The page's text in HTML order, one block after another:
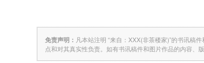
免责声明： 凡本站注明 “来自：XXX(非茶楼家)”的书讯稿
点和对其真实性负责。如有书讯稿件和图片作品的内容、